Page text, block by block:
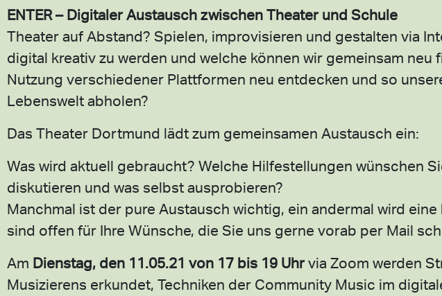
ENTER – Digitaler Austausch zwischen Theater und Schule
Theater auf Abstand? Spielen, improvisieren und gestalten via
digital kreativ zu werden und welche können wir gemeinsam
Nutzung verschiedener Plattformen neu entdecken und so
Lebenswelt abholen?
Das Theater Dortmund lädt zum gemeinsamen Austausch ein:
Was wird aktuell gebraucht? Welche Hilfestellungen wünschen
diskutieren und was selbst ausprobieren?
Manchmal ist der pure Austausch wichtig, ein andermal wird
sind offen für Ihre Wünsche, die Sie uns gerne vorab per Mail
Am Dienstag, den 11.05.21 von 17 bis 19 Uhrvia Zoom werden
Musizierens erkundet, Techniken der Community Music im